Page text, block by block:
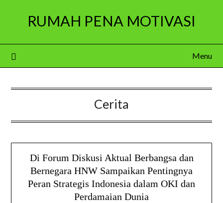
RUMAH PENA MOTIVASI
Menu
Cerita
Di Forum Diskusi Aktual Berbangsa dan
Bernegara HNW Sampaikan Pentingnya
Peran Strategis Indonesia dalam OKI dan
Perdamaian Dunia